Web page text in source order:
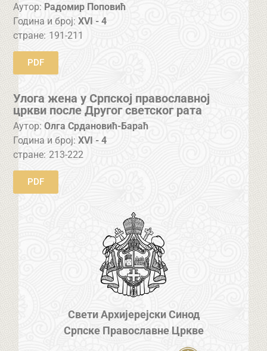
Аутор: Радомир Поповић
Година и број:XVI - 4
стране: 191-211
PDF
Улога жена у Српској православној
цркви после Другог светског рата
Аутор: Олга Срдановић-Бараћ
Година и број:XVI - 4
стране: 213-222
PDF
Свети Архијерејски Синод
Српске Православне Цркве